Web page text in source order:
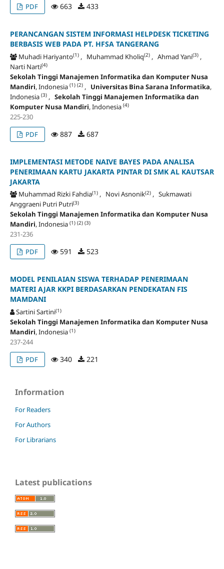
PDF
663 433
PERANCANGAN SISTEM INFORMASI HELPDESK TICKETING
BERBASIS WEB PADA PT. HFSA TANGERANG
Muhadi Hariyanto(1), Muhammad Kholiq(2), Ahmad Yani(3),
Narti Narti(4)
Sekolah Tinggi Manajemen Informatika dan Komputer Nusa
Mandiri, Indonesia (1) (2), Universitas Bina Sarana Informatika,
Indonesia (3), Sekolah Tinggi Manajemen Informatika dan
Komputer Nusa Mandiri, Indonesia (4)
225-230
PDF
887 687
IMPLEMENTASI METODE NAIVE BAYES PADA ANALISA
PENERIMAAN KARTU JAKARTA PINTAR DI SMK AL KAUTSAR
JAKARTA
Muhammad Rizki Fahdia(1), Novi Asnonik(2), Sukmawati
Anggraeni Putri Putri(3)
Sekolah Tinggi Manajemen Informatika dan Komputer Nusa
Mandiri, Indonesia (1) (2) (3)
231-236
PDF
591 523
MODEL PENILAIAN SISWA TERHADAP PENERIMAAN
MATERI AJAR KKPI BERDASARKAN PENDEKATAN FIS
MAMDANI
Sartini Sartini(1)
Sekolah Tinggi Manajemen Informatika dan Komputer Nusa
Mandiri, Indonesia (1)
237-244
PDF
340 221
Information
For Readers
For Authors
For Librarians
Latest publications